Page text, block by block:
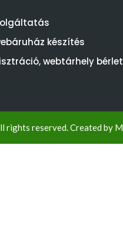
készítés
webtárhely bérlet
rights reserved. Created by